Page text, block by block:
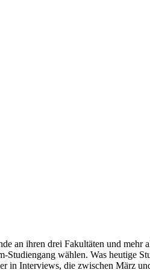
an ihren drei Fakultäten und
wählen. Was heutige
in Interviews, die zwischen März